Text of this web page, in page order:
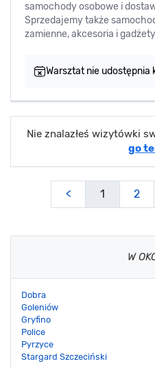
samochody osobowe i
Sprzedajemy także
zamienne, akcesoria i
Warsztat nie udostępnia
Nie znalazłeś wizytówki
go
< 1 2
W
Dobra
Goleniów
Gryfino
Police
Pyrzyce
Stargard Szczeciński